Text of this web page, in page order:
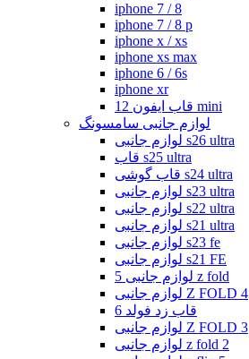
iphone 7 / 8
iphone 7 / 8 p
iphone x / xs
iphone xs max
iphone 6 / 6s
iphone xr
قاب ایفون 12 mini
لوازم جانبی سامسونگ
لوازم جانبی s26 ultra
قاب s25 ultra
قاب گوشی s24 ultra
لوازم جانبی s23 ultra
لوازم جانبی s22 ultra
لوازم جانبی s21 ultra
لوازم جانبی s23 fe
لوازم جانبی s21 FE
لوازم جانبی 5 z fold
لوازم جانبی Z FOLD 4
قاب زد فولد 6
لوازم جانبی Z FOLD 3
لوازم جانبی z fold 2